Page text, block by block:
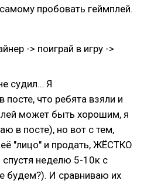
пробовать геймплей.
-> поиграй в игру ->
судил… Я
что ребята взяли и
может быть хорошим, я
в посте), но вот с тем,
"лицо" и продать, ЖЁСТКО
неделю 5-10к с
будем?). И сравниваю их